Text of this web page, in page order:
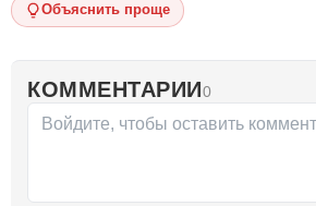
Объяснить проще
КОММЕНТАРИИ0